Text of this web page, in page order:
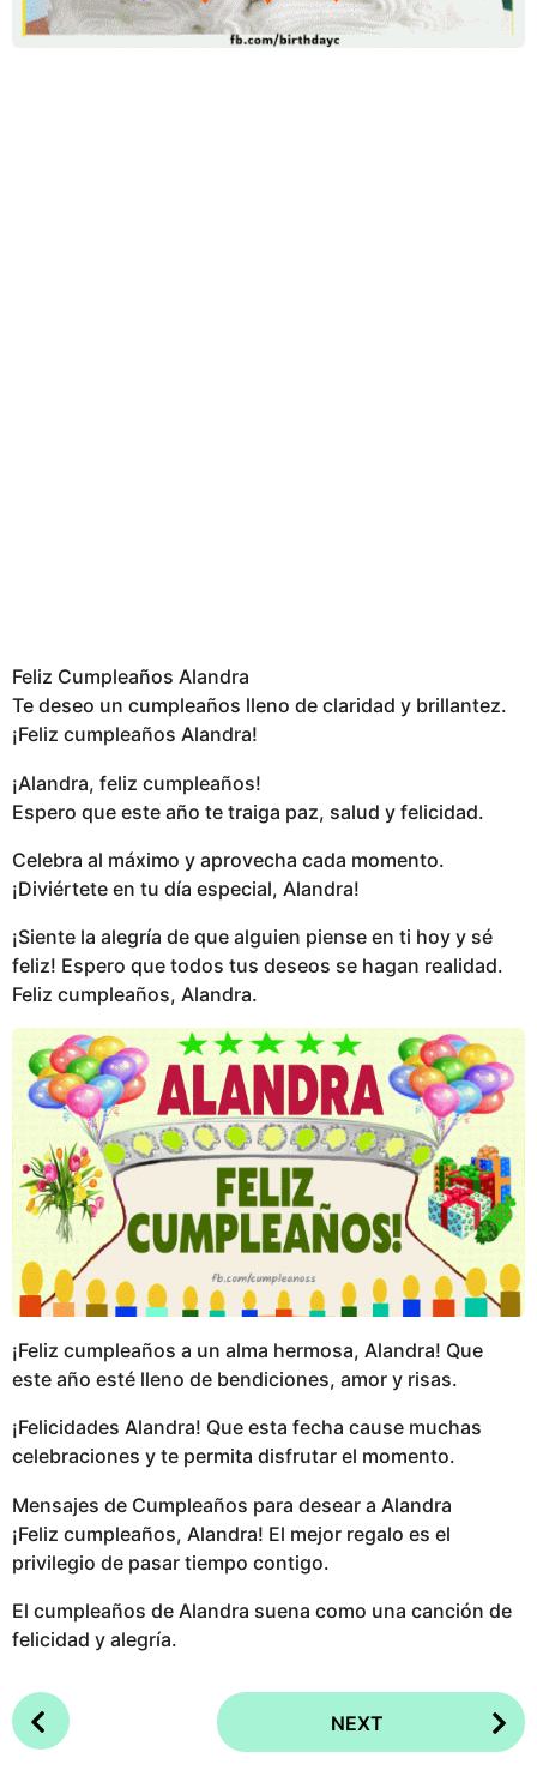
Feliz Cumpleaños Alandra
Te deseo un cumpleaños lleno de claridad y brillantez.
¡Feliz cumpleaños Alandra!
¡Alandra, feliz cumpleaños!
Espero que este año te traiga paz, salud y felicidad.
Celebra al máximo y aprovecha cada momento.
¡Diviértete en tu día especial, Alandra!
¡Siente la alegría de que alguien piense en ti hoy y sé
feliz! Espero que todos tus deseos se hagan realidad.
Feliz cumpleaños, Alandra.
¡Feliz cumpleaños a un alma hermosa, Alandra! Que
este año esté lleno de bendiciones, amor y risas.
¡Felicidades Alandra! Que esta fecha cause muchas
celebraciones y te permita disfrutar el momento.
Mensajes de Cumpleaños para desear a Alandra
¡Feliz cumpleaños, Alandra! El mejor regalo es el
privilegio de pasar tiempo contigo.
El cumpleaños de Alandra suena como una canción de
felicidad y alegría.
P
o
NEXT